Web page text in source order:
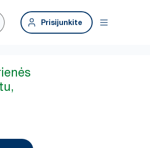
Prisijunkite